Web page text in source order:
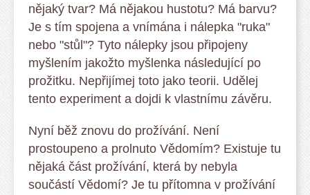
nějaký tvar? Má nějakou hustotu? Má barvu?
Je s tím spojena a vnímána i nálepka "ruka"
nebo "stůl"? Tyto nálepky jsou připojeny
myšlením jakožto myšlenka následující po
prožitku. Nepřijímej toto jako teorii. Udělej
tento experiment a dojdi k vlastnímu závěru.
Nyní běž znovu do prožívání. Není
prostoupeno a prolnuto Vědomím? Existuje tu
nějaká část prožívání, která by nebyla
součástí Vědomí? Je tu přítomna v prožívání